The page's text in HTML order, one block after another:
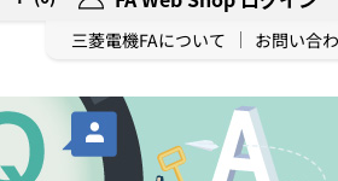
三菱電機FAについて お問い合